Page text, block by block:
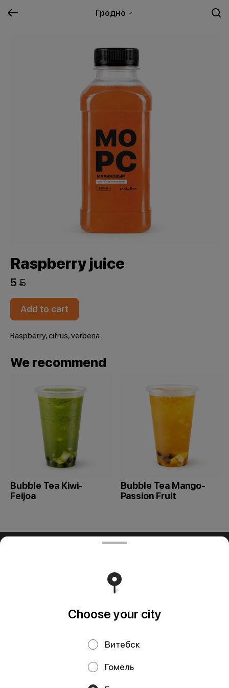
Гродно
Raspberry juice
5 
Add to cart
Raspberry, citrus, verbena
We recommend
Bubble Tea Kiwi-
Feijoa
Bubble Tea Mango-
Passion Fruit
ООО "ПАДТАЙ-ГРУПП"
Свидетельство выдано Минским горисполкомом
03.12.2020 г. Интернет-магазин зарегистрирован в
Торговом реестре Республики Беларусь 18.01.2021г.
Файлы cookie
Choose your city
Витебск
Гомель